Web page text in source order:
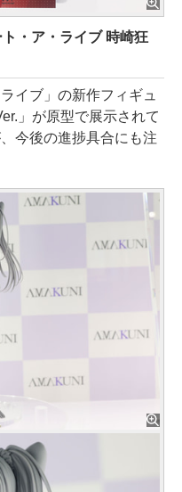
・ア・ライブ 時崎狂
イブ」の新作フィギュ
」が原型で展示されて
今後の進捗具合にも注